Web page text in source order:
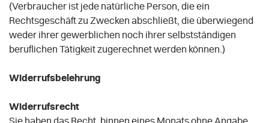
(Verbraucher ist jede natürliche Person, die ein
Rechtsgeschäft zu Zwecken abschließt, die überwiegend
weder ihrer gewerblichen noch ihrer selbstständigen
beruflichen Tätigkeit zugerechnet werden können.)
Widerrufsbelehrung
Widerrufsrecht